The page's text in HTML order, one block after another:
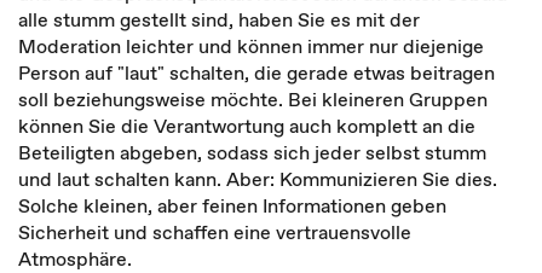
alle stumm gestellt sind, haben Sie es mit der
Moderation leichter und können immer nur diejenige
Person auf "laut" schalten, die gerade etwas beitragen
soll bezie­hungsweise möchte. Bei kleineren Gruppen
können Sie die Verantwortung auch komplett an die
Beteiligten abgeben, sodass sich jeder selbst stumm
und laut schalten kann. Aber: Kommunizieren Sie dies.
Solche kleinen, aber feinen Infor­mationen geben
Sicherheit und schaffen eine vertrauensvolle
Atmosphäre.